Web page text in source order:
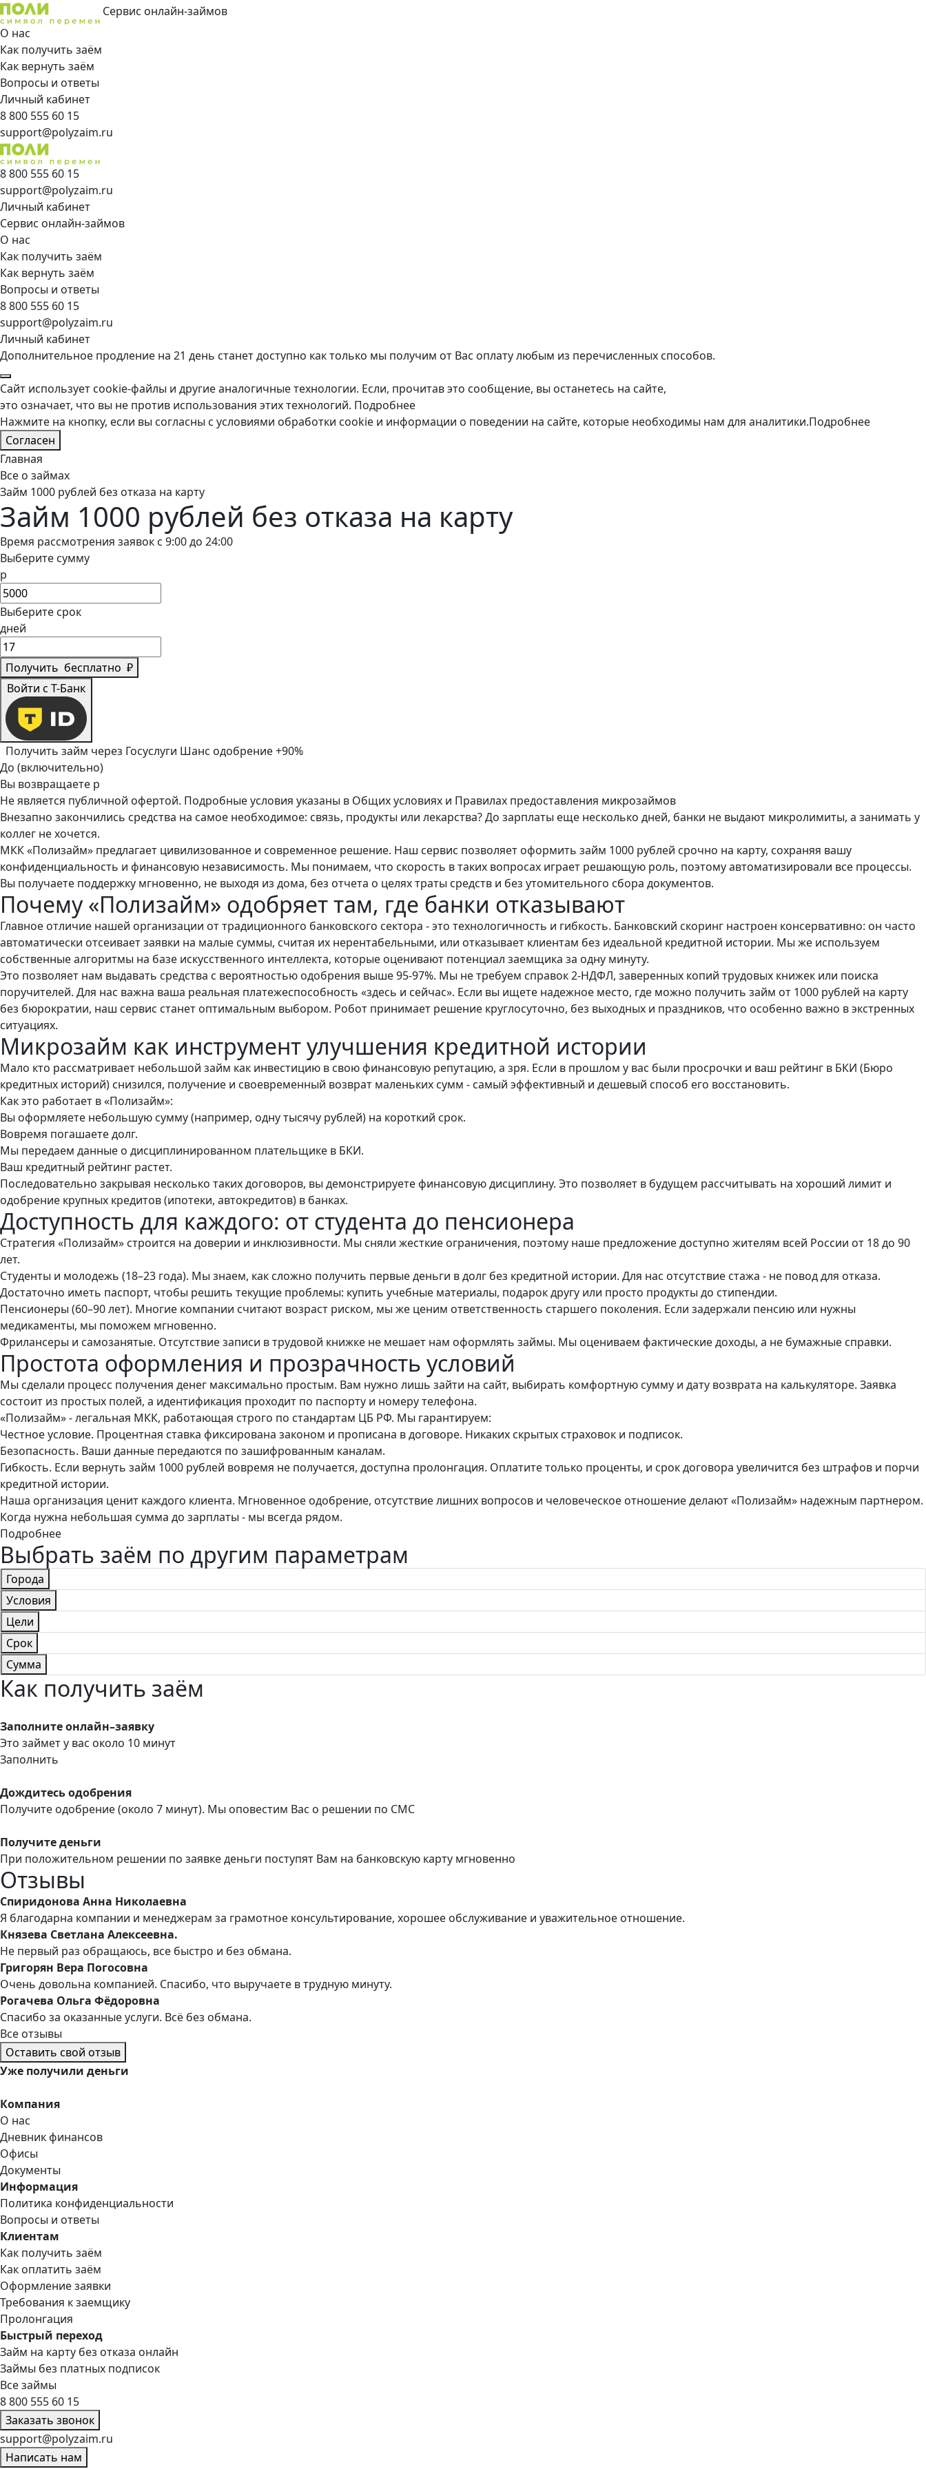
Сервис онлайн-займов
О нас
Как получить заём
Как вернуть заём
Вопросы и ответы
Личный кабинет
8 800 555 60 15
support@polyzaim.ru
8 800 555 60 15
support@polyzaim.ru
Личный кабинет
Сервис онлайн-займов
О нас
Как получить заём
Как вернуть заём
Вопросы и ответы
8 800 555 60 15
support@polyzaim.ru
Личный кабинет
Дополнительное продление на 21 день станет доступно как только мы получим от Вас оплату любым из перечисленных способов.
Сайт использует cookie-файлы и другие аналогичные технологии. Если, прочитав это сообщение, вы останетесь на сайте,
это означает, что вы не против использования этих технологий. Подробнее
Нажмите на кнопку, если вы согласны с условиями обработки cookie и информации о поведении на сайте, которые необходимы нам для аналитики.Подробнее
Согласен
Главная
Все о займах
Займ 1000 рублей без отказа на карту
Займ 1000 рублей без отказа на карту
Время рассмотрения заявок с 9:00 до 24:00
Выберите сумму
р
Выберите срок
дней
Получить бесплатно ₽
Войти с Т-Банк
Получить займ через Госуслуги Шанс одобрение +90%
До (включительно)
Вы возвращаете р
Не является публичной офертой. Подробные условия указаны в Общих условиях и Правилах предоставления микрозаймов
Внезапно закончились средства на самое необходимое: связь, продукты или лекарства? До зарплаты еще несколько дней, банки не выдают микролимиты, а занимать у
коллег не хочется.
МКК «Полизайм» предлагает цивилизованное и современное решение. Наш сервис позволяет оформить займ 1000 рублей срочно на карту, сохраняя вашу
конфиденциальность и финансовую независимость. Мы понимаем, что скорость в таких вопросах играет решающую роль, поэтому автоматизировали все процессы.
Вы получаете поддержку мгновенно, не выходя из дома, без отчета о целях траты средств и без утомительного сбора документов.
Почему «Полизайм» одобряет там, где банки отказывают
Главное отличие нашей организации от традиционного банковского сектора - это технологичность и гибкость. Банковский скоринг настроен консервативно: он часто
автоматически отсеивает заявки на малые суммы, считая их нерентабельными, или отказывает клиентам без идеальной кредитной истории. Мы же используем
собственные алгоритмы на базе искусственного интеллекта, которые оценивают потенциал заемщика за одну минуту.
Это позволяет нам выдавать средства с вероятностью одобрения выше 95-97%. Мы не требуем справок 2-НДФЛ, заверенных копий трудовых книжек или поиска
поручителей. Для нас важна ваша реальная платежеспособность «здесь и сейчас». Если вы ищете надежное место, где можно получить займ от 1000 рублей на карту
без бюрократии, наш сервис станет оптимальным выбором. Робот принимает решение круглосуточно, без выходных и праздников, что особенно важно в экстренных
ситуациях.
Микрозайм как инструмент улучшения кредитной истории
Мало кто рассматривает небольшой займ как инвестицию в свою финансовую репутацию, а зря. Если в прошлом у вас были просрочки и ваш рейтинг в БКИ (Бюро
кредитных историй) снизился, получение и своевременный возврат маленьких сумм - самый эффективный и дешевый способ его восстановить.
Как это работает в «Полизайм»:
Вы оформляете небольшую сумму (например, одну тысячу рублей) на короткий срок.
Вовремя погашаете долг.
Мы передаем данные о дисциплинированном плательщике в БКИ.
Ваш кредитный рейтинг растет.
Последовательно закрывая несколько таких договоров, вы демонстрируете финансовую дисциплину. Это позволяет в будущем рассчитывать на хороший лимит и
одобрение крупных кредитов (ипотеки, автокредитов) в банках.
Доступность для каждого: от студента до пенсионера
Стратегия «Полизайм» строится на доверии и инклюзивности. Мы сняли жесткие ограничения, поэтому наше предложение доступно жителям всей России от 18 до 90
лет.
Студенты и молодежь (18–23 года). Мы знаем, как сложно получить первые деньги в долг без кредитной истории. Для нас отсутствие стажа - не повод для отказа.
Достаточно иметь паспорт, чтобы решить текущие проблемы: купить учебные материалы, подарок другу или просто продукты до стипендии.
Пенсионеры (60–90 лет). Многие компании считают возраст риском, мы же ценим ответственность старшего поколения. Если задержали пенсию или нужны
медикаменты, мы поможем мгновенно.
Фрилансеры и самозанятые. Отсутствие записи в трудовой книжке не мешает нам оформлять займы. Мы оцениваем фактические доходы, а не бумажные справки.
Простота оформления и прозрачность условий
Мы сделали процесс получения денег максимально простым. Вам нужно лишь зайти на сайт, выбирать комфортную сумму и дату возврата на калькуляторе. Заявка
состоит из простых полей, а идентификация проходит по паспорту и номеру телефона.
«Полизайм» - легальная МКК, работающая строго по стандартам ЦБ РФ. Мы гарантируем:
Честное условие. Процентная ставка фиксирована законом и прописана в договоре. Никаких скрытых страховок и подписок.
Безопасность. Ваши данные передаются по зашифрованным каналам.
Гибкость. Если вернуть займ 1000 рублей вовремя не получается, доступна пролонгация. Оплатите только проценты, и срок договора увеличится без штрафов и порчи
кредитной истории.
Наша организация ценит каждого клиента. Мгновенное одобрение, отсутствие лишних вопросов и человеческое отношение делают «Полизайм» надежным партнером.
Когда нужна небольшая сумма до зарплаты - мы всегда рядом.
Подробнее
Выбрать заём по другим параметрам
Города
Условия
Цели
Срок
Сумма
Как получить заём
Заполните онлайн–заявку
Это займет у вас около 10 минут
Заполнить
Дождитесь одобрения
Получите одобрение (около 7 минут). Мы оповестим Вас о решении по СМС
Получите деньги
При положительном решении по заявке деньги поступят Вам на банковскую карту мгновенно
Отзывы
Спиридонова Анна Николаевна
Я благодарна компании и менеджерам за грамотное консультирование, хорошее обслуживание и уважительное отношение.
Князева Светлана Алексеевна.
Не первый раз обращаюсь, все быстро и без обмана.
Григорян Вера Погосовна
Очень довольна компанией. Спасибо, что выручаете в трудную минуту.
Рогачева Ольга Фёдоровна
Спасибо за оказанные услуги. Всё без обмана.
Все отзывы
Оставить свой отзыв
Уже получили деньги
Компания
О нас
Дневник финансов
Офисы
Документы
Информация
Политика конфиденциальности
Вопросы и ответы
Клиентам
Как получить заём
Как оплатить заём
Оформление заявки
Требования к заемщику
Пролонгация
Быстрый переход
Займ на карту без отказа онлайн
Займы без платных подписок
Все займы
8 800 555 60 15
Заказать звонок
support@polyzaim.ru
Написать нам